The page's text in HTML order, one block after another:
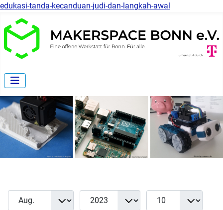
edukasi-tanda-kecanduan-judi-dan-langkah-awal
Filter
Monat Jahr Anzeige #